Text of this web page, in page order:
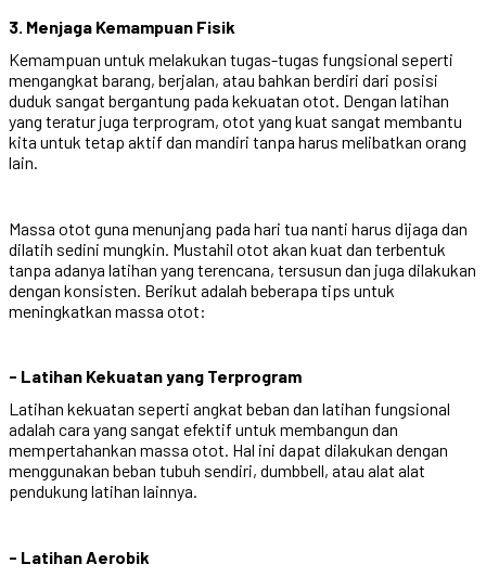
3. Menjaga Kemampuan Fisik
Kemampuan untuk melakukan tugas-tugas fungsional seperti
mengangkat barang, berjalan, atau bahkan berdiri dari posisi
duduk sangat bergantung pada kekuatan otot. Dengan latihan
yang teratur juga terprogram, otot yang kuat sangat membantu
kita untuk tetap aktif dan mandiri tanpa harus melibatkan orang
lain.
Massa otot guna menunjang pada hari tua nanti harus dijaga dan
dilatih sedini mungkin. Mustahil otot akan kuat dan terbentuk
tanpa adanya latihan yang terencana, tersusun dan juga dilakukan
dengan konsisten. Berikut adalah beberapa tips untuk
meningkatkan massa otot:
- Latihan Kekuatan yang Terprogram
Latihan kekuatan seperti angkat beban dan latihan fungsional
adalah cara yang sangat efektif untuk membangun dan
mempertahankan massa otot. Hal ini dapat dilakukan dengan
menggunakan beban tubuh sendiri, dumbbell, atau alat alat
pendukung latihan lainnya.
- Latihan Aerobik